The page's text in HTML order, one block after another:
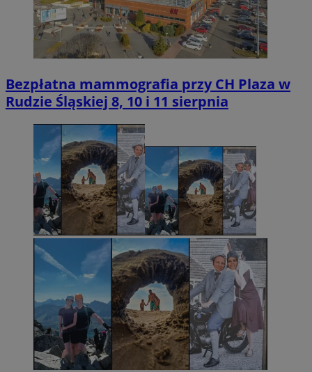
Bezpłatna mammografia przy CH Plaza w
Rudzie Śląskiej 8, 10 i 11 sierpnia